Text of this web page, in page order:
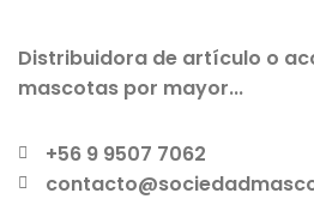
Distribuidora de artículo o
mascotas por mayor...
+56 9 9507 7062